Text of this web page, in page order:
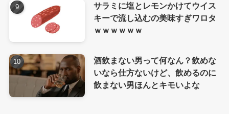
サラミに塩とレモンかけてウイス
キーで流し込むの美味すぎワロタ
ｗｗｗｗｗｗ
酒飲まない男って何なん？飲めな
いなら仕方ないけど、飲めるのに
飲まない男ほんとキモいよな